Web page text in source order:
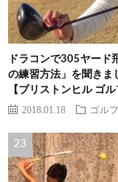
ドラコンで305ヤード
の練習方法」を聞きま
【ブリストンヒル ゴ
2018.01.18 ゴル